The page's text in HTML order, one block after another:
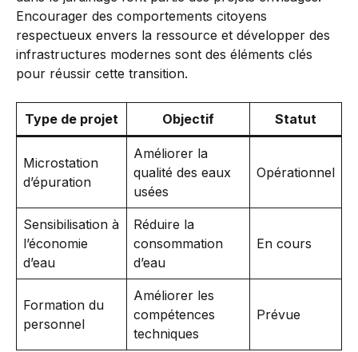
Encourager des comportements citoyens
respectueux envers la ressource et développer des
infrastructures modernes sont des éléments clés
pour réussir cette transition.
Type de projet Objectif Statut
Microstation
d’épuration
Améliorer la
qualité des eaux
usées
Opérationnel
Sensibilisation à
l’économie
d’eau
Réduire la
consommation
d’eau
En cours
Formation du
personnel
Améliorer les
compétences
techniques
Prévue